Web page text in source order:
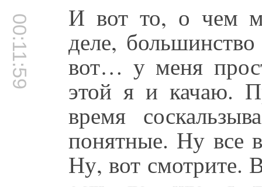
00:11:59 И вот то, о чем
деле,
вот… у меня
этой я и качаю.
время
понятные. Ну все
Ну, вот смотрите.